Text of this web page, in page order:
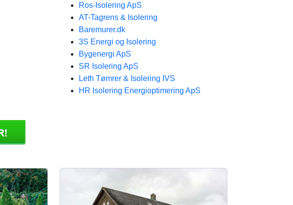
Ros-Isolering ApS
AT-Tagrens & Isolering
Baremurer.dk
3S Energi og Isolering
Bygenergi ApS
SR Isolering ApS
Leth Tømrer & Isolering IVS
HR Isolering Energioptimering ApS